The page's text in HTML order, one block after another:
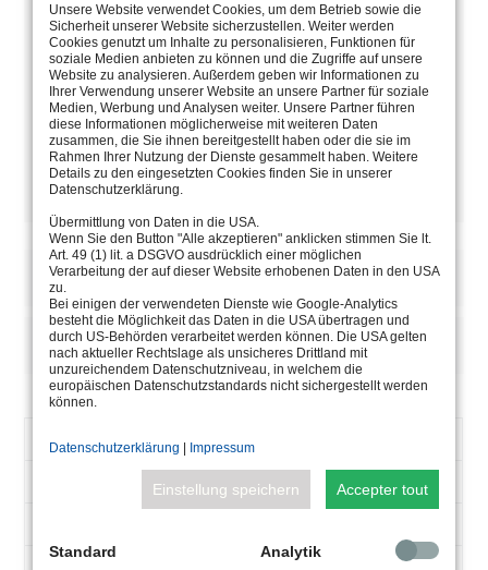
MANUEL
PAGE DU CATALOGUE
DESCRIPTION
REMARQUES/OPTIONS
D’ARTICLE
HZ
90-305
Unsere Website verwendet Cookies, um dem Betrieb sowie die
Sicherheit unserer Website sicherzustellen. Weiter werden
Cookies genutzt um Inhalte zu personalisieren, Funktionen für
soziale Medien anbieten zu können und die Zugriffe auf unsere
Website zu analysieren. Außerdem geben wir Informationen zu
Ihrer Verwendung unserer Website an unsere Partner für soziale
Medien, Werbung und Analysen weiter. Unsere Partner führen
diese Informationen möglicherweise mit weiteren Daten
zusammen, die Sie ihnen bereitgestellt haben oder die sie im
Rahmen Ihrer Nutzung der Dienste gesammelt haben. Weitere
Details zu den eingesetzten Cookies finden Sie in unserer
Datenschutzerklärung.
Übermittlung von Daten in die USA.
Wenn Sie den Button "Alle akzeptieren" anklicken stimmen Sie lt.
Art. 49 (1) lit. a DSGVO ausdrücklich einer möglichen
Verarbeitung der auf dieser Website erhobenen Daten in den USA
zu.
Bei einigen der verwendeten Dienste wie Google-Analytics
besteht die Möglichkeit das Daten in die USA übertragen und
durch US-Behörden verarbeitet werden können. Die USA gelten
nach aktueller Rechtslage als unsicheres Drittland mit
unzureichendem Datenschutzniveau, in welchem die
europäischen Datenschutzstandards nicht sichergestellt werden
können.
Datenschutzerklärung | Impressum
Einstellung speichern Accepter tout
Standard Analytik